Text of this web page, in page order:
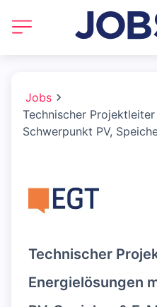
Jobs
Technischer
Schwerpunkt PV,
Technischer
Energielösungen